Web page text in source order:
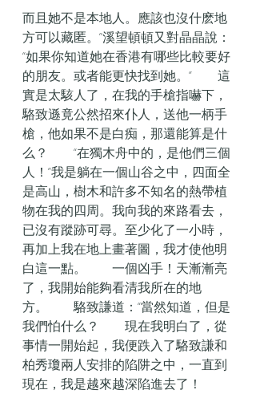
而且她不是本地人。應該也沒什麽地
方可以藏匿。”溪望頓頓又對晶晶說：
“如果你知道她在香港有哪些比較要好
的朋友。或者能更快找到她。”　　這
實是太駭人了，在我的手槍指嚇下，
駱致遜竟公然招來仆人，送他一柄手
槍，他如果不是白痴，那還能算是什
么？　　“在獨木舟中的，是他們三個
人！”我是躺在一個山谷之中，四面全
是高山，樹木和許多不知名的熱帶植
物在我的四周。我向我的來路看去，
已沒有蹤跡可尋。至少化了一小時，
再加上我在地上畫著圖，我才使他明
白這一點。　　一個凶手！天漸漸亮
了，我開始能夠看清我所在的地
方。　　駱致謙道：“當然知道，但是
我們怕什么？　　現在我明白了，從
事情一開始起，我便跌入了駱致謙和
柏秀瓊兩人安排的陷阱之中，一直到
現在，我是越來越深陷進去了！